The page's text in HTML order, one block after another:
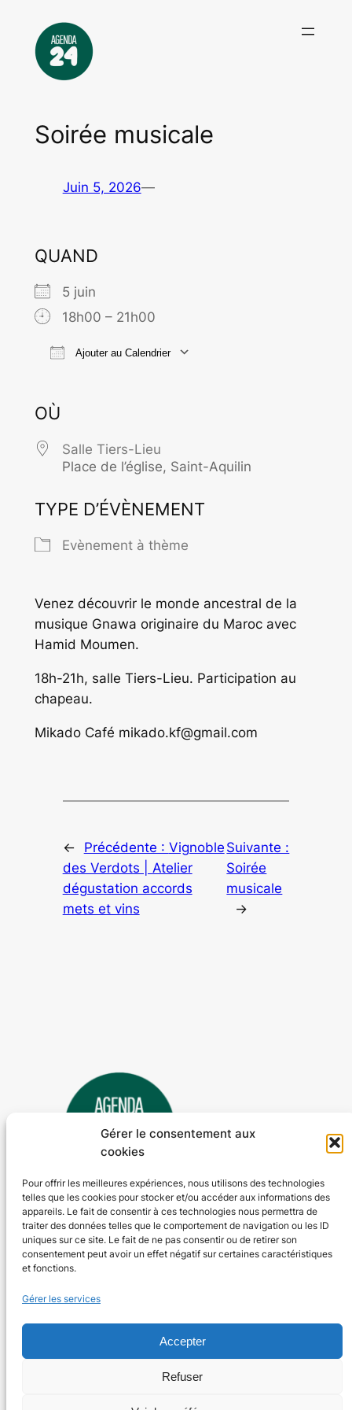
Gérer le consentement aux
cookies
Pour offrir les meilleures expériences, nous utilisons des technologies
telles que les cookies pour stocker et/ou accéder aux informations des
appareils. Le fait de consentir à ces technologies nous permettra de
traiter des données telles que le comportement de navigation ou les ID
uniques sur ce site. Le fait de ne pas consentir ou de retirer son
consentement peut avoir un effet négatif sur certaines caractéristiques
et fonctions.
Gérer les services
Accepter
Refuser
contenu
Soirée musicale
Juin 5, 2026—
QUAND
5 juin
18h00 – 21h00
Ajouter au Calendrier
OÙ
Salle Tiers-Lieu
Place de l’église, Saint-Aquilin
TYPE D’ÉVÈNEMENT
Evènement à thème
Venez découvrir le monde ancestral de la
musique Gnawa originaire du Maroc avec
Hamid Moumen.
18h-21h, salle Tiers-Lieu. Participation au
chapeau.
Mikado Café mikado.kf@gmail.com
← Précédente : Vignoble
des Verdots | Atelier
dégustation accords
mets et vins
Suivante :
Soirée
musicale
→
Agenda 24
L'agenda des manifestations et activités en Dordogne
Tous les événements
Plus d’activités
S’abonner par mail
Nos valeurs
Mentions légales